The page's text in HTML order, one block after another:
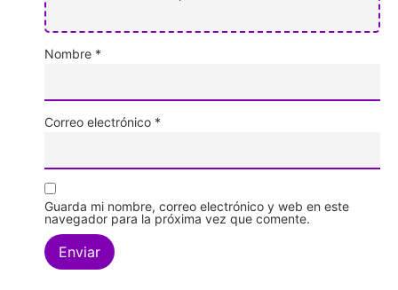
Nombre *
Correo electrónico *
Guarda mi nombre, correo electrónico y web en este
navegador para la próxima vez que comente.